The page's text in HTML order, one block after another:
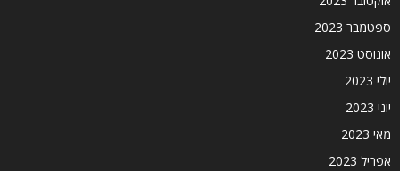
ספטמבר 2023
אוגוסט 2023
יולי 2023
יוני 2023
מאי 2023
אפריל 2023